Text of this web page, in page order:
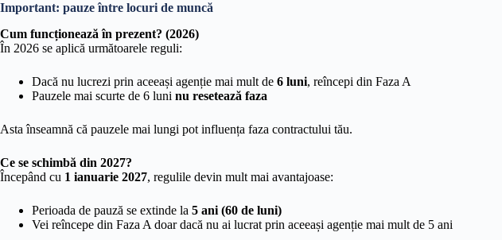
e
Important: pauze între locuri de muncă
Cum funcționează în prezent? (2026)
În 2026 se aplică următoarele reguli:
Dacă nu lucrezi prin aceeași agenție mai mult de 6 luni, reîncepi din Faza A
Pauzele mai scurte de 6 luni nu resetează faza
Asta înseamnă că pauzele mai lungi pot influența faza contractului tău.
Ce se schimbă din 2027?
Începând cu 1 ianuarie 2027, regulile devin mult mai avantajoase:
Perioada de pauză se extinde la 5 ani (60 de luni)
Vei reîncepe din Faza A doar dacă nu ai lucrat prin aceeași agenție mai mult de 5 ani